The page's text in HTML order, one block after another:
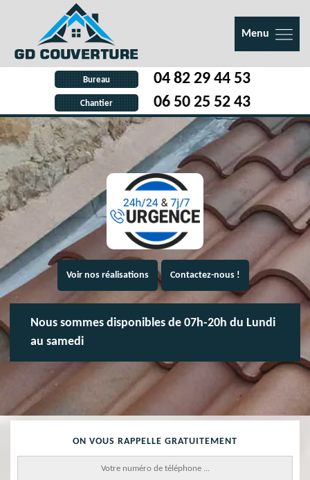
Menu
Bureau 04 82 29 44 53
Chantier 06 50 25 52 43
Voir nos réalisations Contactez-nous !
Nous sommes disponibles de 07h-20h du Lundi
au samedi
ON VOUS RAPPELLE GRATUITEMENT